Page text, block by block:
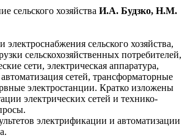
И.А. Будзко, Н.М.
электроснабжения сельского хозяйства,
сельскохозяйственных потребителей,
сети, электрическая аппаратура,
сетей, трансформаторные
электростанции. Кратко изложены
электрических сетей и технико-
электрификации и автоматизации